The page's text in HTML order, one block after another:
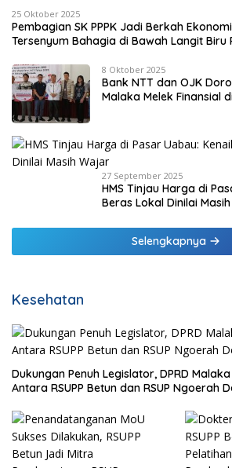
25 Oktober 2025
Pembagian SK PPPK Jadi Berkah
Tersenyum Bahagia di Bawah Langit Biru
8 Oktober 2025
Bank NTT dan OJK
Malaka Melek Finansial
27 September 2025
HMS Tinjau Harga di
Beras Lokal Dinilai
Selengkapnya
Kesehatan
Dukungan Penuh Legislator, DPRD
Antara RSUPP Betun dan RSUP Ngoerah